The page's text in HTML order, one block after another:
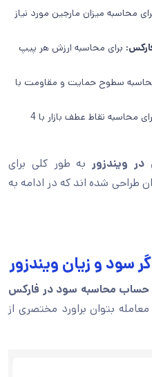
محاسبه میزان مارجین مورد نیاز
برای محاسبه ارزش هر پیپ
سطوح حمایت و مقاومت با
برای محاسبه نقاط عطف بازار با 4
ویندزوربه طور کلی برای
طراحی شده اند که در ادامه به
و زیان ویندزور
حساب محاسبه سود در فارکس
بتوان براورد مختصری از